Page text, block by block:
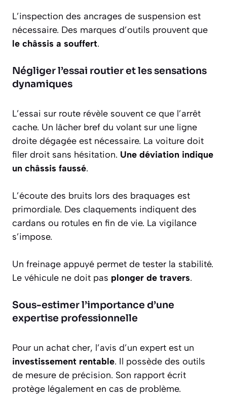
L’inspection des ancrages de suspension est
nécessaire. Des marques d’outils prouvent que
le châssis a souffert.
Négliger l’essai routier et les sensations
dynamiques
L’essai sur route révèle souvent ce que l’arrêt
cache. Un lâcher bref du volant sur une ligne
droite dégagée est nécessaire. La voiture doit
filer droit sans hésitation. Une déviation indique
un châssis faussé.
L’écoute des bruits lors des braquages est
primordiale. Des claquements indiquent des
cardans ou rotules en fin de vie. La vigilance
s’impose.
Un freinage appuyé permet de tester la stabilité.
Le véhicule ne doit pas plonger de travers.
Sous-estimer l’importance d’une
expertise professionnelle
Pour un achat cher, l’avis d’un expert est un
investissement rentable. Il possède des outils
de mesure de précision. Son rapport écrit
protège légalement en cas de problème.